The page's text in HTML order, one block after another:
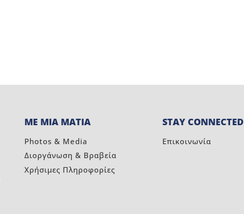
ΜΕ ΜΙΑ ΜΑΤΙΑ
Photos & Media
Διοργάνωση & Βραβεία
Χρήσιμες Πληροφορίες
STAY CONNECTED
Επικοινωνία